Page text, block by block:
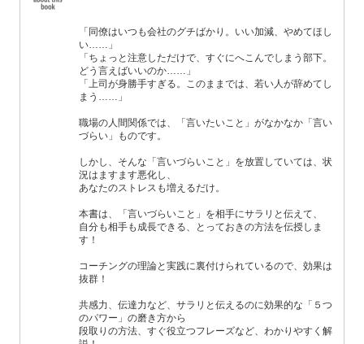
「同僚はいつも会社のグチばかり。いい加減、やめてほし
い……」
「ちょっと注意しただけで、すぐにへこんでしまう部下。
どう言えばいいのか……」
「上司が身勝手すぎる。このままでは、若い人が辞めてし
まう……」
職場の人間関係では、「言いたいこと」がなかなか「言い
づらい」ものです。
しかし、そんな「言いづらいこと」を放置していては、状
況はますます悪化し、
あなたのストレスも増えるだけ。
本書は、「言いづらいこと」を相手にサラリと伝えて、
自分も相手も成長できる、とっておきの方法を伝授しま
す！
コーチングの理論と実践に裏付けられているので、効果は
抜群！
共感力、伝達力など、サラリと伝えるのに効果的な「５つ
のパワー」の磨き方から
段取りの方法、すぐ役立つフレーズなど、わかりやすく解